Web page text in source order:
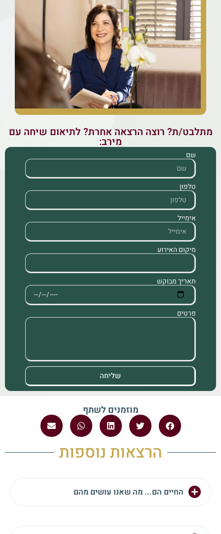
מתלבט/ת? רוצה הרצאה אחרת? לתיאום שיחה עם
מירב:
שם
טלפון
אימייל
מיקום האירוע
תאריך מבוקש
פרטים
שליחה
מוזמנים לשתף
הרצאות נוספות
החיים הם... מה שאנו עושים מהם